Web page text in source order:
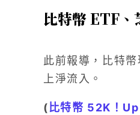
比特幣 ETF、
此前報導，比特
上淨流入。
(比特幣 52K！